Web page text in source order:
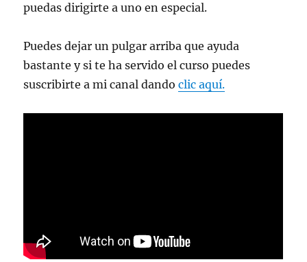
puedas dirigirte a uno en especial.
Puedes dejar un pulgar arriba que ayuda
bastante y si te ha servido el curso puedes
suscribirte a mi canal dandoclic aquí.